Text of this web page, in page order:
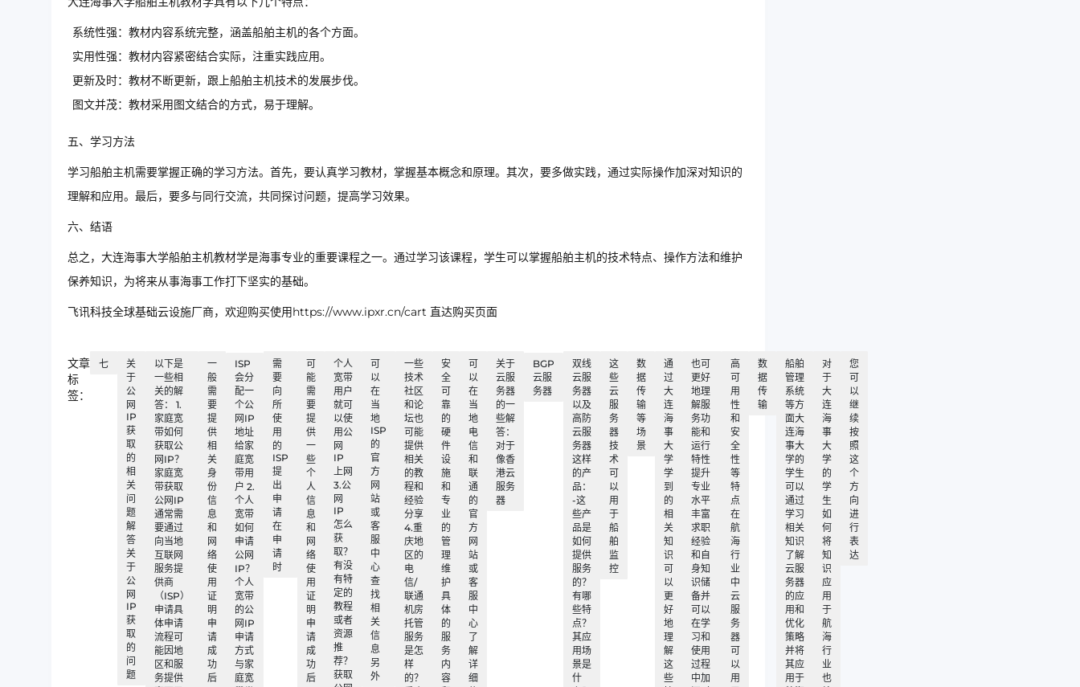
系统性强：教材内容系统完整，涵盖船舶主机的各个方面。
实用性强：教材内容紧密结合实际，注重实践应用。
更新及时：教材不断更新，跟上船舶主机技术的发展步伐。
图文并茂：教材采用图文结合的方式，易于理解。
五、学习方法
学习船舶主机需要掌握正确的学习方法。首先，要认真学习教材，掌握基本概念和原理。其次，要多做实践，通过实际操作加深对知识的
理解和应用。最后，要多与同行交流，共同探讨问题，提高学习效果。
六、结语
总之，大连海事大学船舶主机教材学是海事专业的重要课程之一。通过学习该课程，学生可以掌握船舶主机的技术特点、操作方法和维护
保养知识，为将来从事海事工作打下坚实的基础。
飞讯科技全球基础云设施厂商，欢迎购买使用https://www.ipxr.cn/cart 直达购买页面
文章
标
签：
七
关
于
公
网
IP
获
取
的
相
关
问
题
解
答
关
于
公
网
IP
获
取
的
问
题
以下是
一些相
关的解
答： 1.
家庭宽
带如何
获取公
网IP？
家庭宽
带获取
公网IP
通常需
要通过
向当地
互联网
服务提
供商
（ISP）
申请具
体申请
流程可
能因地
区和服
务提供
一
般
需
要
提
供
相
关
身
份
信
息
和
网
络
使
用
证
明
申
请
成
功
后
ISP
会分
配一
个公
网IP
地址
给家
庭宽
带用
户 2.
个人
宽带
如何
申请
公网
IP？
个人
宽带
的公
网IP
申请
方式
与家
庭宽
需
要
向
所
使
用
的
ISP
提
出
申
请
在
申
请
时
可
能
需
要
提
供
一
些
个
人
信
息
和
网
络
使
用
证
明
申
请
成
功
后
个人
宽带
用户
就可
以使
用公
网
IP
上网
3.公
网
IP
怎么
获
取？
有没
有特
定的
教程
或者
资源
推
荐？
获取
可
以
在
当
地
ISP
的
官
方
网
站
或
客
服
中
心
查
找
相
关
信
息
另
外
一些
技术
社区
和论
坛也
可能
提供
相关
的教
程和
经验
分享
4.重
庆地
区的
电
信/
联通
机房
托管
服务
是怎
样
的？
安
全
可
靠
的
硬
件
设
施
和
专
业
的
管
理
维
护
具
体
的
服
务
内
容
可
以
在
当
地
电
信
和
联
通
的
官
方
网
站
或
客
服
中
心
了
解
详
细
关于
云服
务器
的一
些解
答：
对于
像香
港云
服务
器
BGP
云服
务器
双线
云服
务器
以及
高防
云服
务器
这样
的产
品：
-这
些产
品是
如何
提供
服务
的？
有哪
些特
点？
其应
用场
景是
什
这
些
云
服
务
器
技
术
可
以
用
于
船
舶
监
控
数
据
传
输
等
场
景
通
过
大
连
海
事
大
学
学
到
的
相
关
知
识
可
以
更
好
地
理
解
这
些
也可
更好
地理
解服
务功
能和
运行
特性
提升
专业
水平
丰富
求职
经验
和自
身知
识储
备并
可以
在学
习和
使用
过程
中加
高
可
用
性
和
安
全
性
等
特
点
在
航
海
行
业
中
云
服
务
器
可
以
用
数
据
传
输
船舶
管理
系统
等方
面大
连海
事大
学的
学生
可以
通过
学习
相关
知识
了解
云服
务器
的应
用和
优化
策略
并将
其应
用于
对
于
大
连
海
事
大
学
的
学
生
如
何
将
知
识
应
用
于
航
海
行
业
也
您
可
以
继
续
按
照
这
个
方
向
进
行
表
达